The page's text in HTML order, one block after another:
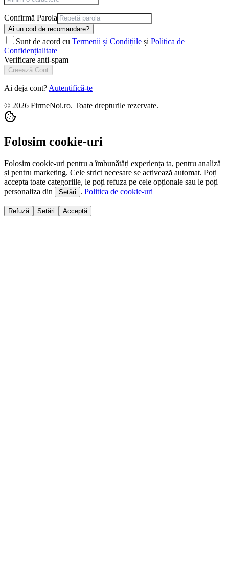
Confirmă Parola
Ai un cod de recomandare?
Sunt de acord cu Termenii și Condițiile și Politica de
Confidențialitate
Verificare anti-spam
Creează Cont
Ai deja cont? Autentifică-te
© 2026 FirmeNoi.ro. Toate drepturile rezervate.
Folosim cookie-uri
Folosim cookie-uri pentru a îmbunătăți experiența ta, pentru analiză
și pentru marketing. Cele strict necesare se activează automat. Poți
accepta toate categoriile, le poți refuza pe cele opționale sau le poți
personaliza din
Setări . Politica de cookie-uri
Refuză Setări Acceptă